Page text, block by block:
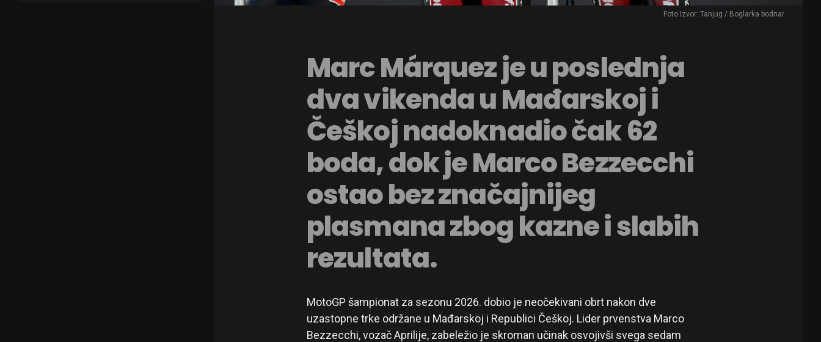
Foto Izvor: Tanjug / Boglarka bodnar
Marc Márquez je u poslednja
dva vikenda u Mađarskoj i
Češkoj nadoknadio čak 62
boda, dok je Marco Bezzecchi
ostao bez značajnijeg
plasmana zbog kazne i slabih
rezultata.
MotoGP šampionat za sezonu 2026. dobio je neočekivani obrt nakon dve
uzastopne trke održane u Mađarskoj i Republici Češkoj. Lider prvenstva Marco
Bezzecchi, vozač Aprilije, zabeležio je skroman učinak osvojivši svega sedam